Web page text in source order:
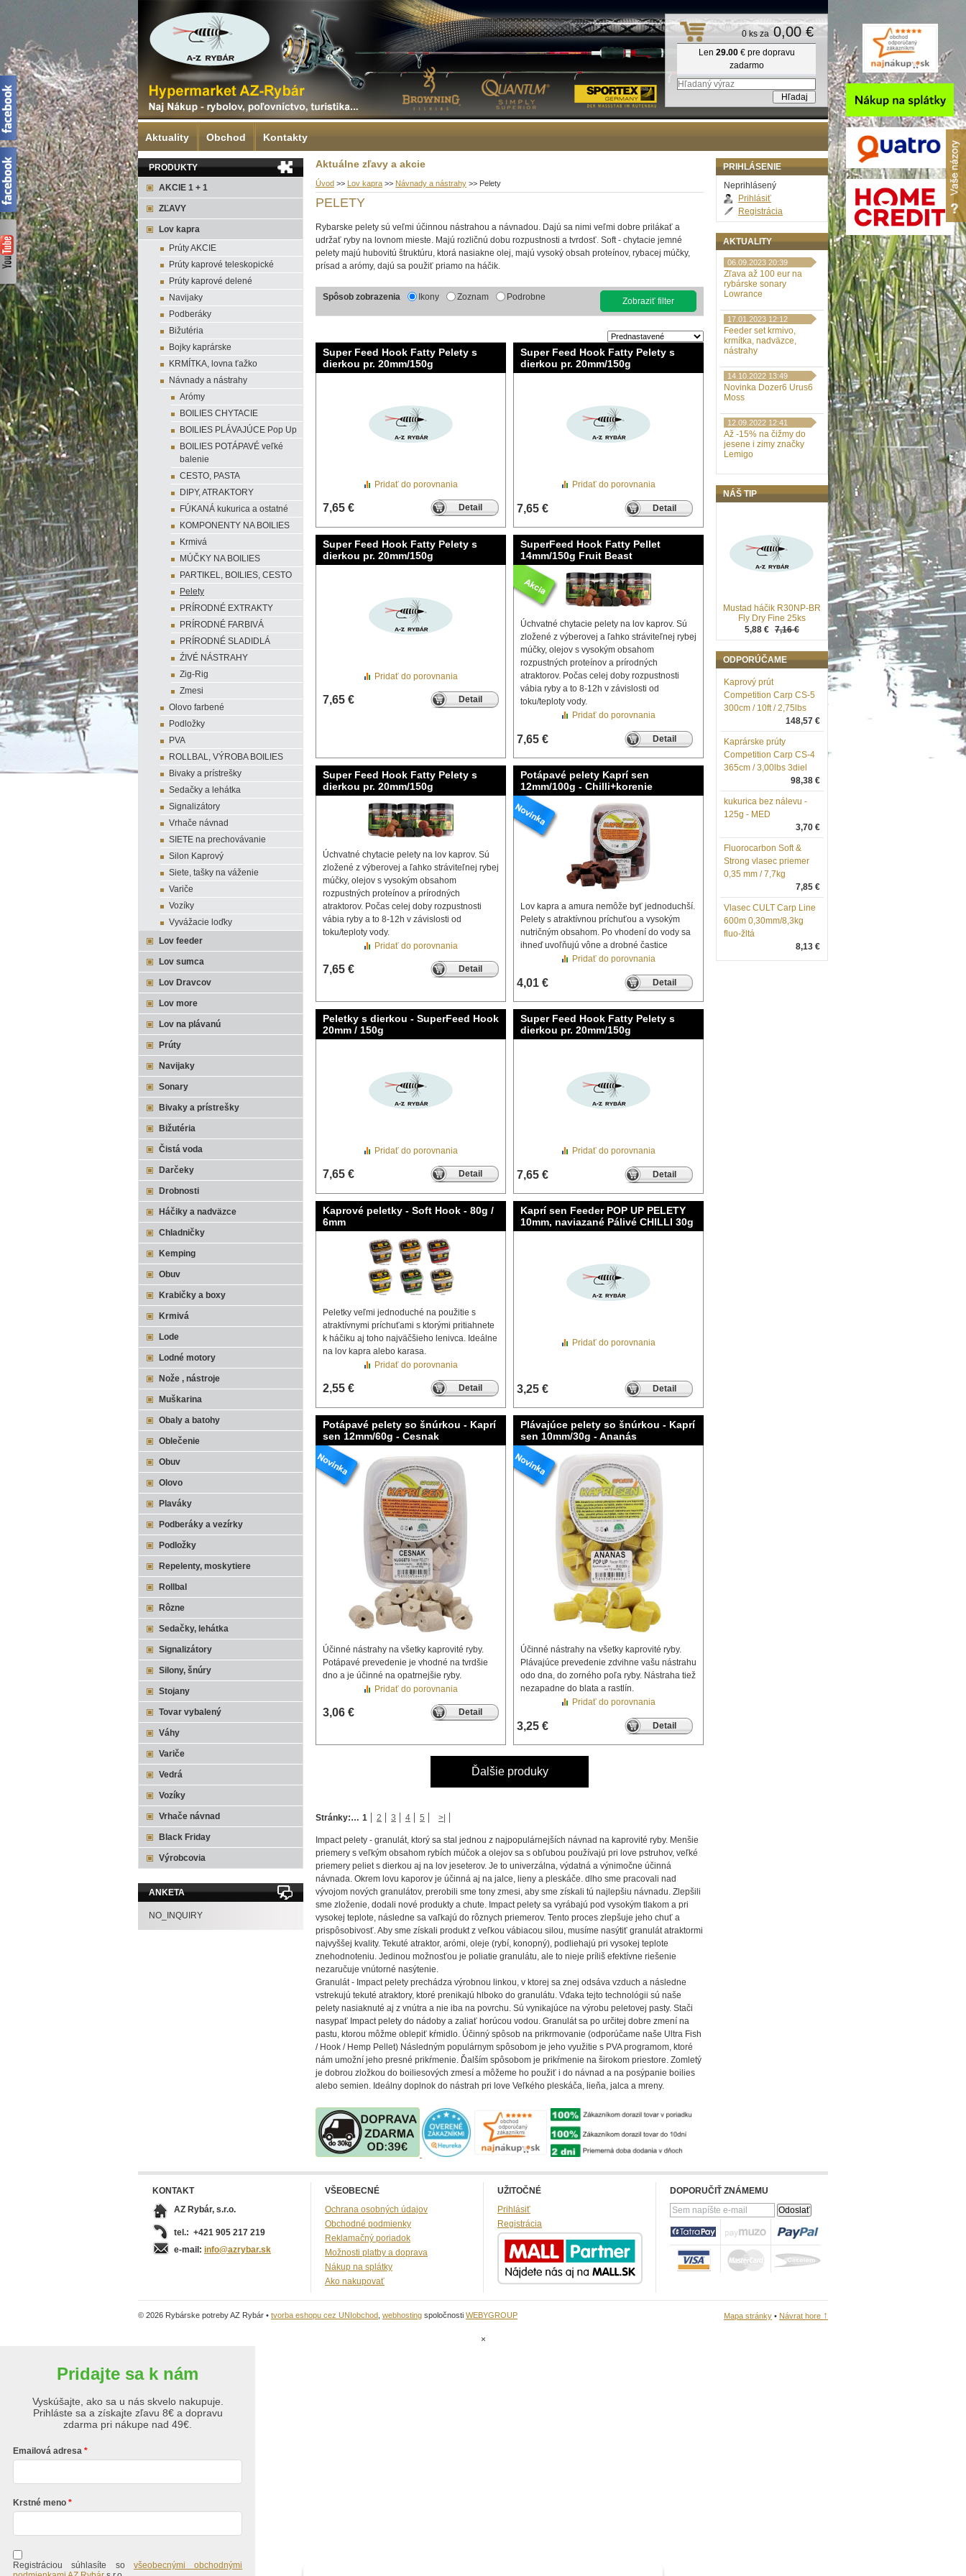
Aktuálne zľavy a akcie
Úvod >> Lov kapra >> Návnady a nástrahy >> Pelety
PELETY
Rybarske pelety sú veľmi účinnou nástrahou a návnadou. Dajú sa nimi veľmi dobre prilákať a
udržať ryby na lovnom mieste. Majú rozličnú dobu rozpustnosti a tvrdosť. Soft - chytacie jemné
pelety majú hubovitú štruktúru, ktorá nasiakne olej, majú vysoký obsah proteínov, rybacej múčky,
prísad a arómy, dajú sa použiť priamo na háčik.
Spôsob zobrazenia Ikony Zoznam Podrobne Zobraziť filter
Super Feed Hook Fatty Pelety s
dierkou pr. 20mm/150g
7,65 € Detail
Pridať do porovnania
Super Feed Hook Fatty Pelety s
dierkou pr. 20mm/150g
7,65 € Detail
Pridať do porovnania
Super Feed Hook Fatty Pelety s
dierkou pr. 20mm/150g
7,65 € Detail
Pridať do porovnania
SuperFeed Hook Fatty Pellet
14mm/150g Fruit Beast
Úchvatné chytacie pelety na lov kaprov. Sú
zložené z výberovej a ľahko stráviteľnej rybej
múčky, olejov s vysokým obsahom
rozpustných proteínov a prírodných
atraktorov. Počas celej doby rozpustnosti
vábia ryby a to 8-12h v závislosti od
toku/teploty vody.
7,65 € Detail
Pridať do porovnania
Super Feed Hook Fatty Pelety s
dierkou pr. 20mm/150g
Úchvatné chytacie pelety na lov kaprov. Sú
zložené z výberovej a ľahko stráviteľnej rybej
múčky, olejov s vysokým obsahom
rozpustných proteínov a prírodných
atraktorov. Počas celej doby rozpustnosti
vábia ryby a to 8-12h v závislosti od
toku/teploty vody.
7,65 € Detail
Pridať do porovnania
Potápavé pelety Kaprí sen
12mm/100g - Chilli+korenie
Lov kapra a amura nemôže byť jednoduchší.
Pelety s atraktívnou príchuťou a vysokým
nutričným obsahom. Po vhodení do vody sa
ihneď uvoľňujú vône a drobné častice
4,01 € Detail
Pridať do porovnania
Peletky s dierkou - SuperFeed Hook
20mm / 150g
7,65 € Detail
Pridať do porovnania
Super Feed Hook Fatty Pelety s
dierkou pr. 20mm/150g
7,65 € Detail
Pridať do porovnania
Kaprové peletky - Soft Hook - 80g /
6mm
Peletky veľmi jednoduché na použitie s
atraktívnymi príchuťami s ktorými pritiahnete
k háčiku aj toho najväčšieho lenivca. Ideálne
na lov kapra alebo karasa.
2,55 € Detail
Pridať do porovnania
Kaprí sen Feeder POP UP PELETY
10mm, naviazané Pálivé CHILLI 30g
3,25 € Detail
Pridať do porovnania
Potápavé pelety so šnúrkou - Kaprí
sen 12mm/60g - Cesnak
Účinné nástrahy na všetky kaprovité ryby.
Potápavé prevedenie je vhodné na tvrdšie
dno a je účinné na opatrnejšie ryby.
3,06 € Detail
Pridať do porovnania
Plávajúce pelety so šnúrkou - Kaprí
sen 10mm/30g - Ananás
Účinné nástrahy na všetky kaprovité ryby.
Plávajúce prevedenie zdvihne vašu nástrahu
odo dna, do zorného poľa ryby. Nástraha tiež
nezapadne do blata a rastlín.
3,25 € Detail
Pridať do porovnania
Ďalšie produky
Stránky: 1 2 3 4 5
… >|
Impact pelety - granulát, ktorý sa stal jednou z najpopulárnejších návnad na kaprovité ryby. Menšie
priemery s veľkým obsahom rybích múčok a olejov sa s obľubou používajú pri love pstruhov, veľké
priemery peliet s dierkou aj na lov jeseterov. Je to univerzálna, výdatná a výnimočne účinná
návnada. Okrem lovu kaporov je účinná aj na jalce, lieny a pleskáče. dlho sme pracovali nad
vývojom nových granulátov, prerobili sme tony zmesi, aby sme získali tú najlepšiu návnadu. Zlepšili
sme zloženie, dodali nové produkty a chute. Impact pelety sa vyrábajú pod vysokým tlakom a pri
vysokej teplote, následne sa vaľkajú do rôznych priemerov. Tento proces zlepšuje jeho chuť a
prispôsobivosť. Aby sme získali produkt z veľkou vábiacou silou, musíme nasýtiť granulát atraktormi
najvyššej kvality. Tekuté atraktor, arómi, oleje (rybí, konopný), podliehajú pri vysokej teplote
znehodnoteniu. Jedinou možnosťou je poliatie granulátu, ale to nieje príliš efektívne riešenie
nezaručuje vnútorné nasýtenie.
Granulát - Impact pelety prechádza výrobnou linkou, v ktorej sa znej odsáva vzduch a následne
vstrekujú tekuté atraktory, ktoré prenikajú hlboko do granulátu. Vďaka tejto technológii sú naše
pelety nasiaknuté aj z vnútra a nie iba na povrchu. Sú vynikajúce na výrobu peletovej pasty. Stači
nasypať Impact pelety do nádoby a zaliať horúcou vodou. Granulát sa po určitej dobre zmení na
pastu, ktorou môžme oblepiť kŕmidlo. Účinný spôsob na prikrmovanie (odporúčame naše Ultra Fish
/ Hook / Hemp Pellet) Následným populárnym spôsobom je jeho využitie s PVA programom, ktoré
nám umožní jeho presné prikŕmenie. Ďalším spôsobom je prikŕmenie na širokom priestore. Zomletý
je dobrou zložkou do boiliesových zmesí a môžeme ho použiť i do návnad a na posýpanie boilies
alebo semien. Ideálny doplnok do nástrah pri love Veľkého pleskáča, lieňa, jalca a mreny.
PRODUKTY
AKCIE 1 + 1
ZĽAVY
Lov kapra
Prúty AKCIE
Prúty kaprové teleskopické
Prúty kaprové delené
Navijaky
Podberáky
Bižutéria
Bojky kaprárske
KRMÍTKA, lovna ťažko
Návnady a nástrahy
Arómy
BOILIES CHYTACIE
BOILIES PLÁVAJÚCE Pop Up
BOILIES POTÁPAVÉ veľké
balenie
CESTO, PASTA
DIPY, ATRAKTORY
FÚKANÁ kukurica a ostatné
KOMPONENTY NA BOILIES
Krmivá
MÚČKY NA BOILIES
PARTIKEL, BOILIES, CESTO
Pelety
PRÍRODNÉ EXTRAKTY
PRÍRODNÉ FARBIVÁ
PRÍRODNÉ SLADIDLÁ
ŹIVÉ NÁSTRAHY
Zig-Rig
Zmesi
Olovo farbené
Podložky
PVA
ROLLBAL, VÝROBA BOILIES
Bivaky a prístrešky
Sedačky a lehátka
Signalizátory
Vrhače návnad
SIETE na prechovávanie
Silon Kaprový
Siete, tašky na váženie
Variče
Vozíky
Vyvážacie loďky
Lov feeder
Lov sumca
Lov Dravcov
Lov more
Lov na plávanú
Prúty
Navijaky
Sonary
Bivaky a prístrešky
Bižutéria
Čistá voda
Darčeky
Drobnosti
Háčiky a nadväzce
Chladničky
Kemping
Obuv
Krabičky a boxy
Krmivá
Lode
Lodné motory
Nože , nástroje
Muškarina
Obaly a batohy
Oblečenie
Obuv
Olovo
Plaváky
Podberáky a vezírky
Podložky
Repelenty, moskytiere
Rollbal
Rôzne
Sedačky, lehátka
Signalizátory
Silony, šnúry
Stojany
Tovar vybalený
Váhy
Variče
Vedrá
Vozíky
Vrhače návnad
Black Friday
Výrobcovia
ANKETA
NO_INQUIRY
PRIHLÁSENIE
Neprihlásený
Prihlásiť
Registrácia
AKTUALITY
06.09.2023 20:39
Zľava až 100 eur na
rybárske sonary
Lowrance
17.01.2023 12:12
Feeder set krmivo,
krmítka, nadväzce,
nástrahy
14.10.2022 13:49
Novinka Dozer6 Urus6
Moss
12.09.2022 12:41
Až -15% na čižmy do
jesene i zimy značky
Lemigo
NÁŠ TIP
Mustad háčik R30NP-BR
Fly Dry Fine 25ks
5,88 € 7,16 €
ODPORÚČAME
Kaprový prút
Competition Carp CS-5
300cm / 10ft / 2,75lbs
148,57 €
Kaprárske prúty
Competition Carp CS-4
365cm / 3,00lbs 3diel
98,38 €
kukurica bez nálevu -
125g - MED
3,70 €
Fluorocarbon Soft &
Strong vlasec priemer
0,35 mm / 7,7kg
7,85 €
Vlasec CULT Carp Line
600m 0,30mm/8,3kg
fluo-žltá
8,13 €
KONTAKT
AZ Rybár, s.r.o.
tel.: +421 905 217 219
e-mail: info@azrybar.sk
VŠEOBECNÉ
Ochrana osobných údajov
Obchodné podmienky
Reklamačný poriadok
Možnosti platby a doprava
Nákup na splátky
Ako nakupovať
UŽITOČNÉ
Prihlásiť
Registrácia
DOPORUČIŤ ZNÁMEMU
© 2026 Rybárske potreby AZ Rybár • tvorba eshopu cez UNIobchod webhosting spoločnosti WEBYGROUP Mapa stránky • Návrat hore ↑
Aktuality Obchod Kontakty
0 ks za 0,00 €
Len 29.00€ pre dopravu
zadarmo
×
Pridajte sa k nám
Vyskúšajte, ako sa u nás skvelo nakupuje.
Prihláste sa a získajte zľavu 8€ a dopravu
zdarma pri nákupe nad 49€.
Emailová adresa
Krstné meno
Registráciou súhlasíte so všeobecnými obchodnými